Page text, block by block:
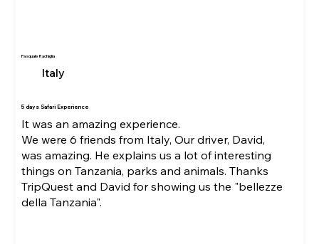
Pasquale Rachiglia
Italy
5 days Safari Experience
It was an amazing experience.
We were 6 friends from Italy, Our driver, David,
was amazing. He explains us a lot of interesting
things on Tanzania, parks and animals. Thanks
TripQuest and David for showing us the "bellezze
della Tanzania".